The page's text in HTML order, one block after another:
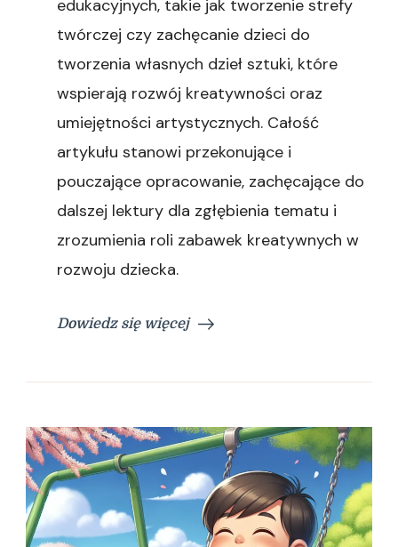
edukacyjnych, takie jak tworzenie strefy
twórczej czy zachęcanie dzieci do
tworzenia własnych dzieł sztuki, które
wspierają rozwój kreatywności oraz
umiejętności artystycznych. Całość
artykułu stanowi przekonujące i
pouczające opracowanie, zachęcające do
dalszej lektury dla zgłębienia tematu i
zrozumienia roli zabawek kreatywnych w
rozwoju dziecka.
Dowiedz się więcej